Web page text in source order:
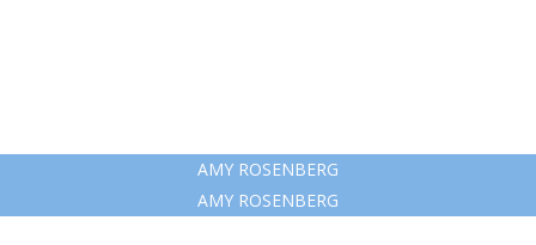
AMY ROSENBERG
AMY ROSENBERG